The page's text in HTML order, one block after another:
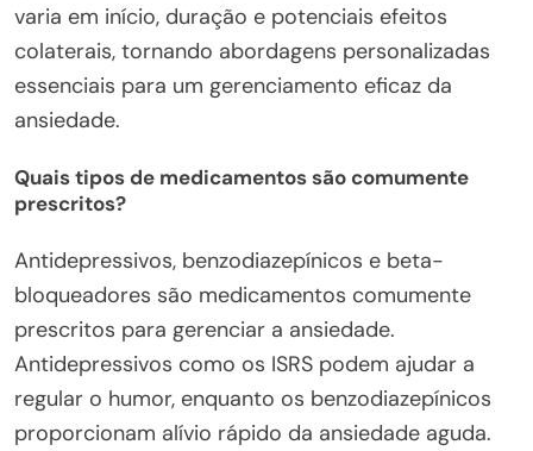
varia em início, duração e potenciais efeitos
colaterais, tornando abordagens personalizadas
essenciais para um gerenciamento eficaz da
ansiedade.
Quais tipos de medicamentos são comumente
prescritos?
Antidepressivos, benzodiazepínicos e beta-
bloqueadores são medicamentos comumente
prescritos para gerenciar a ansiedade.
Antidepressivos como os ISRS podem ajudar a
regular o humor, enquanto os benzodiazepínicos
proporcionam alívio rápido da ansiedade aguda.